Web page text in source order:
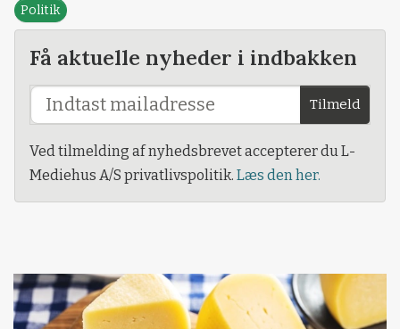
Politik
Få aktuelle nyheder i indbakken
Tilmeld
Ved tilmelding af nyhedsbrevet accepterer du L-
Mediehus A/S privatlivspolitik. Læs den her.